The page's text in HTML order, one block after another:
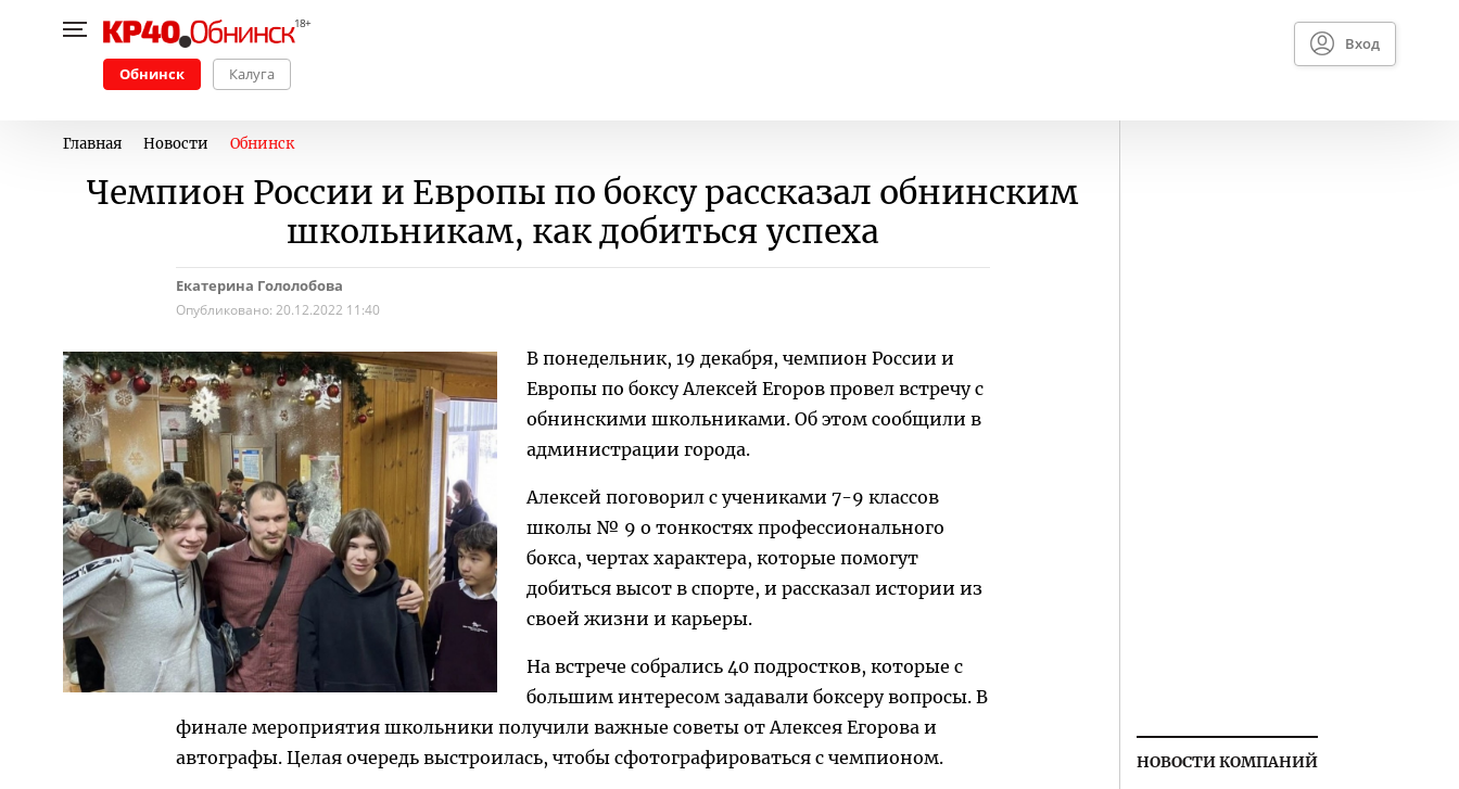
Обнинск Калуга
Вход
Главная Новости Обнинск
Чемпион России и Европы по боксу рассказал обнинским
школьникам, как добиться успеха
Екатерина Гололобова
Опубликовано: 20.12.2022 11:40
В понедельник, 19 декабря, чемпион России и
Европы по боксу Алексей Егоров провел встречу с
обнинскими школьниками. Об этом сообщили в
администрации города.
Алексей поговорил с учениками 7-9 классов
школы № 9 о тонкостях профессионального
бокса, чертах характера, которые помогут
добиться высот в спорте, и рассказал истории из
своей жизни и карьеры.
На встрече собрались 40 подростков, которые с
большим интересом задавали боксеру вопросы. В
финале мероприятия школьники получили важные советы от Алексея Егорова и
автографы. Целая очередь выстроилась, чтобы сфотографироваться с чемпионом.
НОВОСТИ КОМПАНИЙ